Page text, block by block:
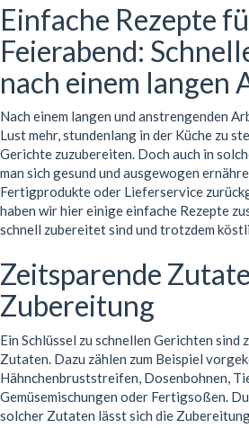
Einfache Rezepte
Feierabend:
nach einem langen
Nach einem langen und anstrengenden
Lust mehr, stundenlang in der Küche zu
Gerichte zuzubereiten. Doch auch in
man sich gesund und ausgewogen
Fertigprodukte oder Lieferservice
haben wir hier einige einfache Rezepte
schnell zubereitet sind und trotzdem
Zeitsparende
Zubereitung
Ein Schlüssel zu schnellen Gerichten
Zutaten. Dazu zählen zum Beispiel
Hähnchenbruststreifen, Dosenbohnen,
Gemüsemischungen oder Fertigsoßen.
solcher Zutaten lässt sich die